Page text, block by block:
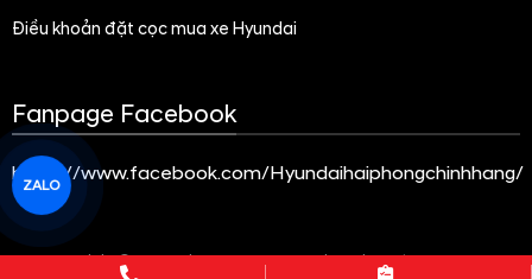
Điều khoản đặt cọc mua xe Hyundai
Fanpage Facebook
https://www.facebook.com/Hyundaihaiphongchinhhang/
Copyright© 2021 GianHangVN - Designed ByGianHangVN
ZALO